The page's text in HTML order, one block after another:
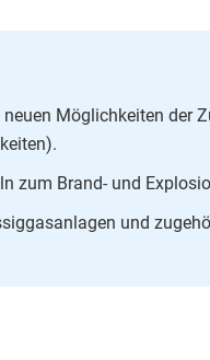
Möglichkeiten
zum Brand- und
und